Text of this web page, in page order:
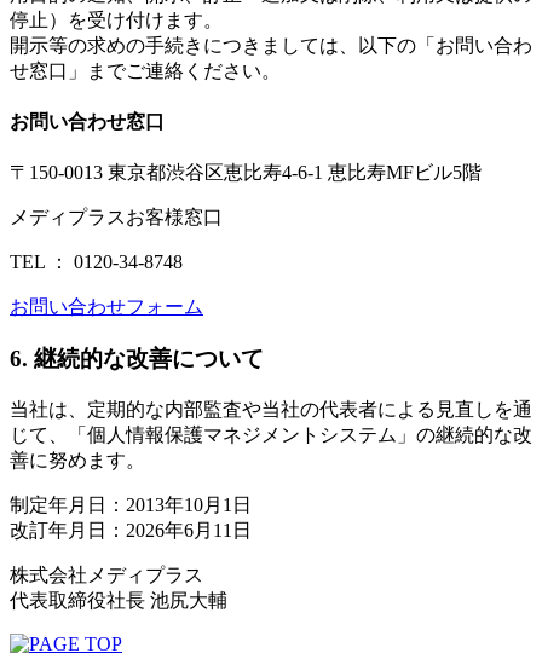
停止）を受け付けます。
開示等の求めの手続きにつきましては、以下の「お問い合わ
せ窓口」までご連絡ください。
お問い合わせ窓口
〒150-0013 東京都渋谷区恵比寿4-6-1 恵比寿MFビル5階
メディプラスお客様窓口
TEL ： 0120-34-8748
お問い合わせフォーム
6. 継続的な改善について
当社は、定期的な内部監査や当社の代表者による見直しを通
じて、「個人情報保護マネジメントシステム」の継続的な改
善に努めます。
制定年月日：2013年10月1日
改訂年月日：2026年6月11日
株式会社メディプラス
代表取締役社長 池尻大輔